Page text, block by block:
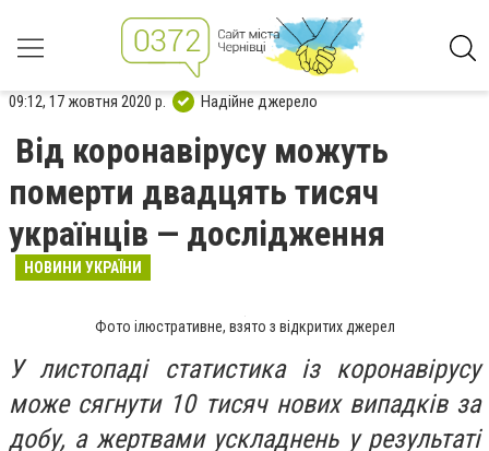
09:12, 17 жовтня 2020 р. Надійне джерело
Від коронавірусу можуть
померти двадцять тисяч
українців — дослідження
НОВИНИ УКРАЇНИ
Фото ілюстративне, взято з відкритих джерел
У листопаді статистика із коронавірусу
може сягнути 10 тисяч нових випадків за
добу, а жертвами ускладнень у результаті